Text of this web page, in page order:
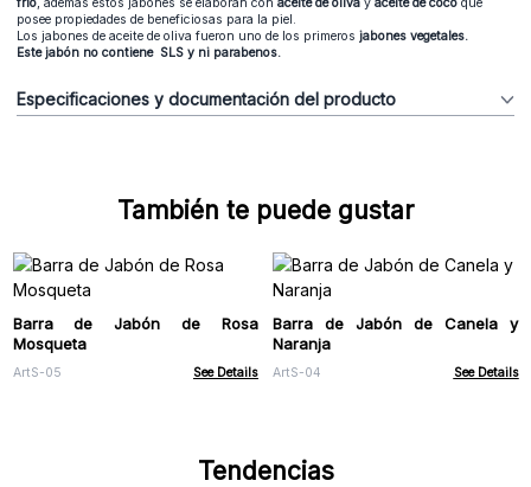
posee propiedades de beneficiosas para la piel.
Los jabones de aceite de oliva fueron uno de los primeros jabones vegetales.
Este jabón no contiene SLS y ni parabenos.
Especificaciones y documentación del producto
También te puede gustar
Barra de Jabón de Rosa
Mosqueta
ArtS-05 See Details
Barra de Jabón de Canela y
Naranja
ArtS-04 See Details
Tendencias